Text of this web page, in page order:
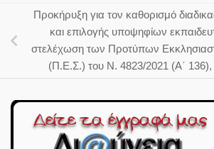
Προκήρυξη για τον καθορισμό
και επιλογής υποψηφίων
στελέχωση των Προτύπων
(Π.Ε.Σ.) του Ν. 4823/2021 (Α΄ 136),